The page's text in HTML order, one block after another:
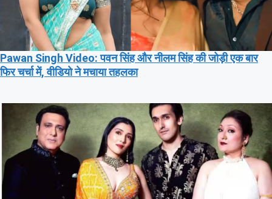
Pawan Singh Video: पवन सिंह और नीलम सिंह की जोड़ी एक बार
फिर चर्चा में, वीडियो ने मचाया तहलका